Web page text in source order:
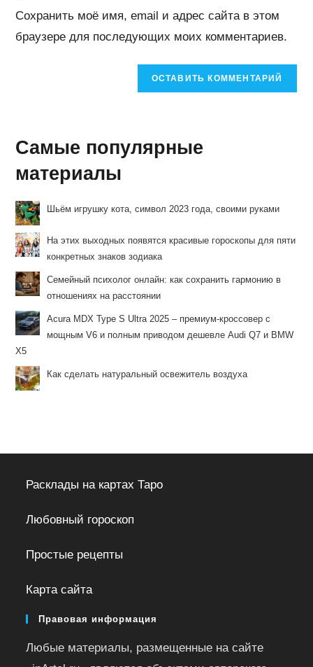
веб-
сайта
(необязательно)
Сохранить моё имя, email и адрес сайта в этом
браузере для последующих моих комментариев.
Самые популярные
материалы
Шьём игрушку кота, символ 2023 года, своими руками
На этих выходных появятся красивые гороскопы для пяти
конкретных знаков зодиака
Семейный психолог онлайн: как сохранить гармонию в
отношениях на расстоянии
Acura MDX Type S Ultra 2025 – премиум-кроссовер с
мощным V6 и полным приводом дешевле Audi Q7 и BMW
X5
Как сделать натуральный освежитель воздуха
Расклады на картах Таро
Любовный гороскоп
Простые рецепты
Карта сайта
Правовая информация
Любые материалы, размещенные на сайте